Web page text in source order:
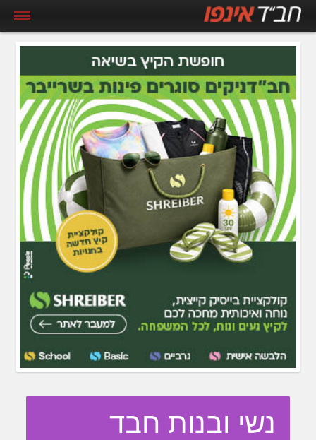
נשי ובנות חבד